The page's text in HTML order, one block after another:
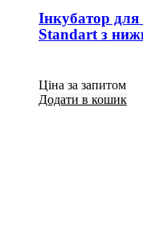
Інкубатор
Standart з
Ціна за запитом
Додати в кошик